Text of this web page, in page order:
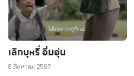
เลิกบุหรี่ อิ่มอุ่น
8 สิงหาคม 2567